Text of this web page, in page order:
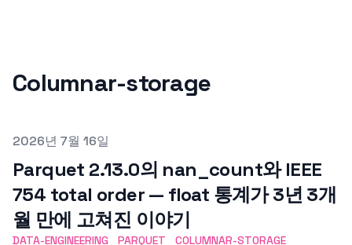
Columnar-storage
Published on
2026년 7월 16일
Parquet 2.13.0의 nan_count와 IEEE
754 total order — float 통계가 3년 3개
월 만에 고쳐진 이야기
DATA-ENGINEERING PARQUET
COLUMNAR-STORAGE